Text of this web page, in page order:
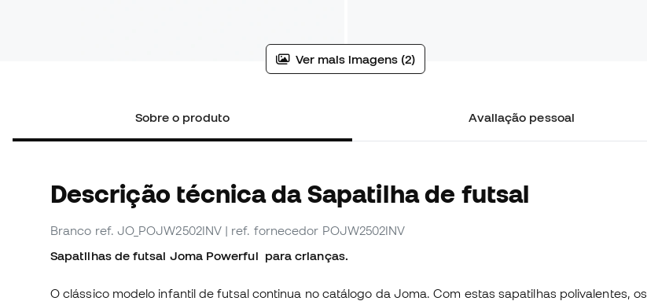
Ver mais imagens (2)
Sobre o produto Avaliação pessoal
Descrição técnica da Sapatilha de futsal
Branco ref. JO_POJW2502INV | ref. fornecedor POJW2502INV
Sapatilhas de futsal Joma Powerful para crianças.
O clássico modelo infantil de futsal continua no catálogo da Joma. Com estas sapatilhas polivalentes, os